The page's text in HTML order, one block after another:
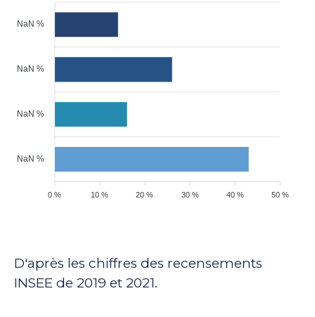
NaN %
NaN %
NaN %
NaN %
50 %
40 %
30 %
20 %
10 %
0 %
D'après les chiffres des recensements
INSEE de 2019 et 2021.